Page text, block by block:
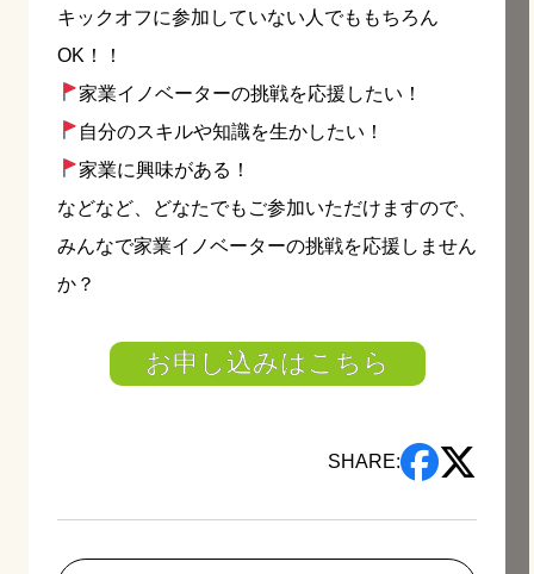
キックオフに参加していない人でももちろん
OK！！
家業イノベーターの挑戦を応援したい！
自分のスキルや知識を生かしたい！
家業に興味がある！
などなど、どなたでもご参加いただけますので、
みんなで家業イノベーターの挑戦を応援しません
か？
お申し込みはこちら
SHARE: